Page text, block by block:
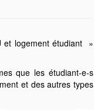
et logement étudiant »
que les étudiant-e-s
et des autres types